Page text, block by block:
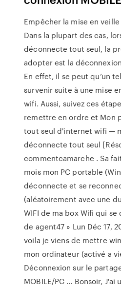
Empêcher la mise en
Dans la plupart des cas,
déconnecte tout seul, la
adopter est la
En effet, il se peut qu’un
survenir suite à une mise
wifi. Aussi, suivez ces
remettre en ordre et Mon
tout seul d'internet wifi —
déconnecte tout seul
commentcamarche . Sa
mois mon PC portable
déconnecte et se
(aléatoirement avec une
WIFI de ma box Wifi qui
de agent47 » Lun Déc 17,
voila je viens de mettre
mon ordinateur (activé a
Déconnexion sur le
MOBILE/PC ... Bonsoir, J'ai